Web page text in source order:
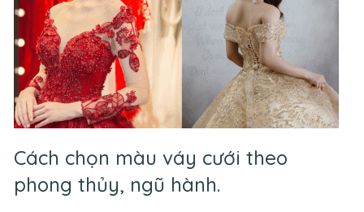
Cách chọn màu váy cưới theo
phong thủy, ngũ hành.